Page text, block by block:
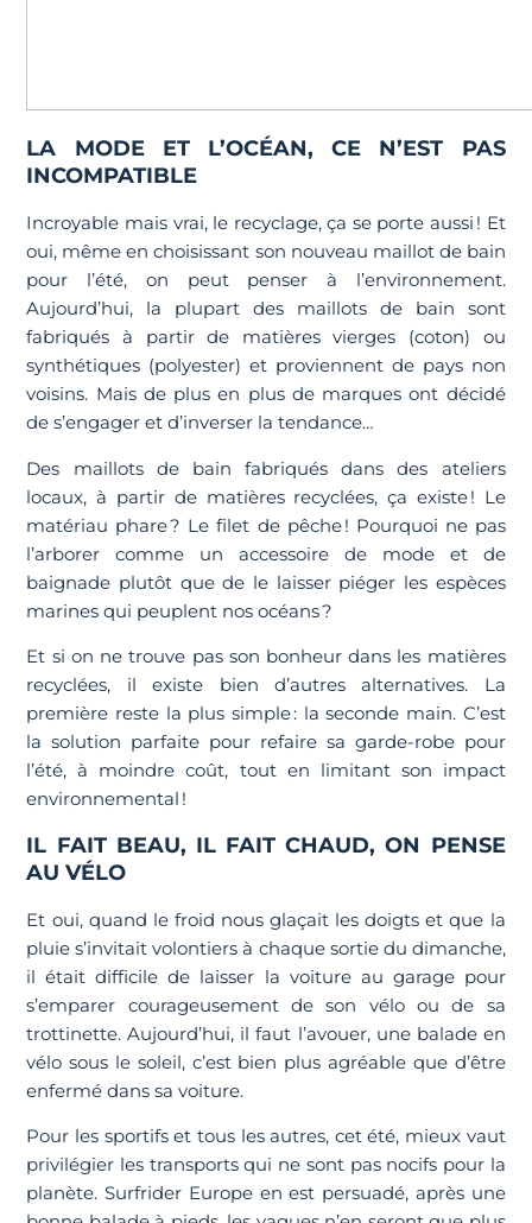
LA MODE ET L’OCÉAN, CE N’EST PAS
INCOMPATIBLE
Incroyable mais vrai, le recyclage, ça se porte aussi ! Et
oui, même en choisissant son nouveau maillot de bain
pour l’été, on peut penser à l’environnement.
Aujourd’hui, la plupart des maillots de bain sont
fabriqués à partir de matières vierges (coton) ou
synthétiques (polyester) et proviennent de pays non
voisins. Mais de plus en plus de marques ont décidé
de s’engager et d’inverser la tendance…
Des maillots de bain fabriqués dans des ateliers
locaux, à partir de matières recyclées, ça existe ! Le
matériau phare ? Le filet de pêche ! Pourquoi ne pas
l’arborer comme un accessoire de mode et de
baignade plutôt que de le laisser piéger les espèces
marines qui peuplent nos océans ?
Et si on ne trouve pas son bonheur dans les matières
recyclées, il existe bien d’autres alternatives. La
première reste la plus simple : la seconde main. C’est
la solution parfaite pour refaire sa garde-robe pour
l’été, à moindre coût, tout en limitant son impact
environnemental !
IL FAIT BEAU, IL FAIT CHAUD, ON PENSE
AU VÉLO
Et oui, quand le froid nous glaçait les doigts et que la
pluie s’invitait volontiers à chaque sortie du dimanche,
il était difficile de laisser la voiture au garage pour
s’emparer courageusement de son vélo ou de sa
trottinette. Aujourd’hui, il faut l’avouer, une balade en
vélo sous le soleil, c’est bien plus agréable que d’être
enfermé dans sa voiture.
Pour les sportifs et tous les autres, cet été, mieux vaut
privilégier les transports qui ne sont pas nocifs pour la
planète. Surfrider Europe en est persuadé, après une